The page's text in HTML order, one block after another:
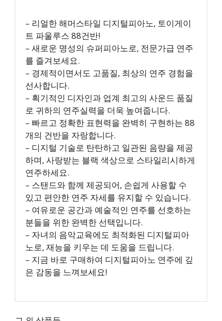
– 리얼한 해머스타일 디지털피아노, 토이게이
트 파울루스 88건반!
– 새로운 명성의 슈퍼피아노로, 전문가급 연주
를 즐겨보세요.
– 경제적이면서도 고품질, 최상의 연주 경험을
선사합니다.
– 획기적인 디자인과 업계 최고의 사운드 품질
로 귀하의 연주실력을 더욱 높여줍니다.
– 빠르고 정확한 표현력을 완벽히 구현하는 88
개의 건반을 자랑합니다.
– 디지털 기술로 탄탄하고 일관된 음량을 제공
하며, 사랑받는 블랙 색상으로 스타일리시하게
연주하세요.
– 스탠드와 함께 제공되어, 손쉽게 사용할 수
있고 편안한 연주 자세를 유지할 수 있습니다.
– 여유로운 공간과 예술적인 연주를 선호하는
분들을 위한 완벽한 선택입니다.
– 자녀의 음악교육에도 최적화된 디지털피아
노로, 재능을 키우는 데 도움을 드립니다.
– 지금 바로 구매하여 디지털피아노 연주에 깊
은 감동을 느껴보세요!